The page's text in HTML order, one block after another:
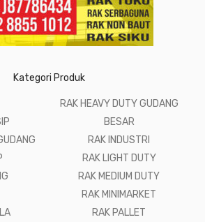
Kategori Produk
RAK HEAVY DUTY GUDANG
BESAR
RAK INDUSTRI
RAK LIGHT DUTY
RAK MEDIUM DUTY
RAK MINIMARKET
RAK PALLET